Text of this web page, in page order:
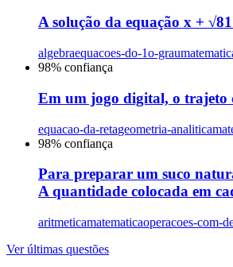
A solução da equação x +
algebraequacoes-do-1o-grau
98% confiança
Em um jogo digital, o trajeto
equacao-da-retageometria-analitica
98% confiança
Para preparar um suco
A quantidade colocada em
aritmeticamatematicaoperacoes-com-
Ver últimas questões